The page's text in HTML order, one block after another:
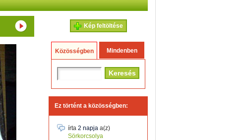
Kép feltöltése
Közösségben Mindenben
Ez történt a közösségben:
írta 2 napja a(z)
Sörkorcsolya